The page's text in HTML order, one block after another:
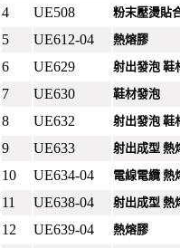
4
UE508 粉末壓燙貼
5
UE612-04 熱熔膠
6
UE629 射出發泡 鞋
7
UE630 鞋材發泡
8
UE632 射出發泡 鞋
9
UE633 射出成型 熱
10
UE634-04 電線電纜 熱
11
UE638-04 射出成型 熱
12
UE639-04 熱熔膠